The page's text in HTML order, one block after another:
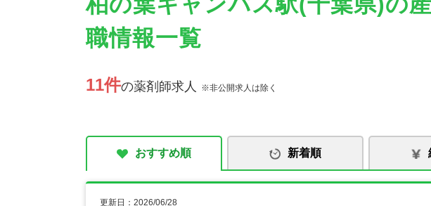
職情報一覧
11件の薬剤師求人 ※非公開求人は除く
おすすめ順 新着順
更新日：2026/06/28